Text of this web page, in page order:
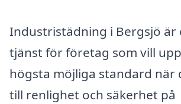
Industristädning i Bergsjö är
tjänst för företag som vill
högsta möjliga standard när
till renlighet och säkerhet på